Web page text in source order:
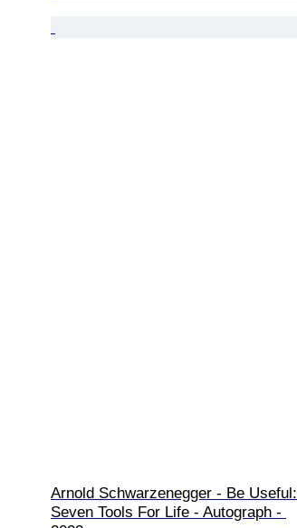
Arnold Schwarzenegger - Be Useful:
Seven Tools For Life - Autograph -